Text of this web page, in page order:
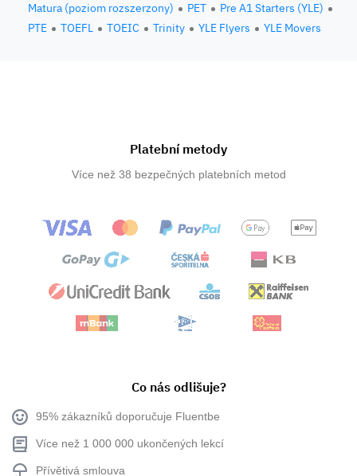
Matura (poziom rozszerzony)
PET
Pre A1 Starters (YLE)
PTE
TOEFL TOEIC Trinity YLE Flyers YLE Movers
Platební metody
Více než 38 bezpečných platebních metod
Co nás odlišuje?
95% zákazníků doporučuje Fluentbe
Více než 1 000 000 ukončených lekcí
Přívětivá smlouva